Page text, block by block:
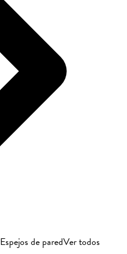
Espejos de paredVer todos